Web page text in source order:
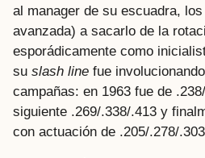
al manager de su escuadra,
avanzada) a sacarlo de la
esporádicamente como
su slash line fue
campañas: en 1963 fue de
siguiente .269/.338/.413 y
con actuación de .205/.278/